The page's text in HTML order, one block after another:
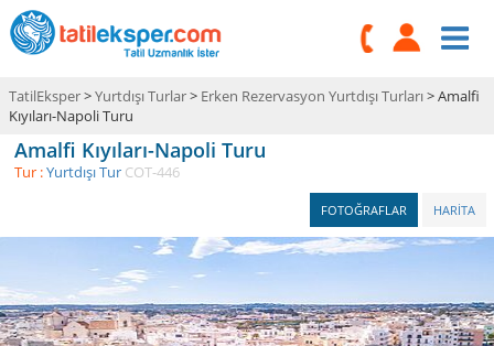
TatilEksper>Yurtdışı Turlar> Erken Rezervasyon Yurtdışı Turları> Amalfi
Kıyıları-Napoli Turu
Amalfi Kıyıları-Napoli Turu
Tur :Yurtdışı Tur COT-446
HARİTA
FOTOĞRAFLAR